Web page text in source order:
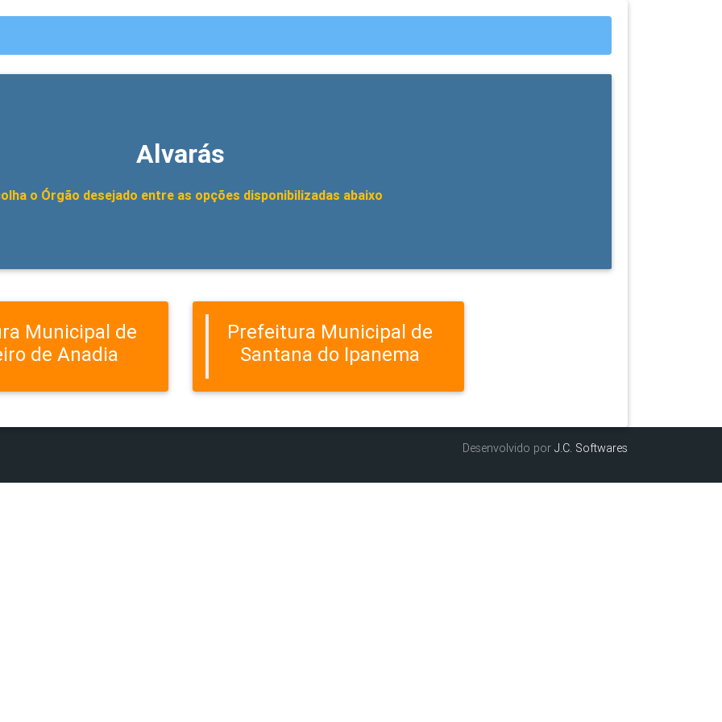
Alvarás
o Órgão desejado entre as opções disponibilizadas abaixo
Municipal de
de Anadia
Prefeitura Municipal de
Santana do Ipanema
Desenvolvido por J.C. Softwares